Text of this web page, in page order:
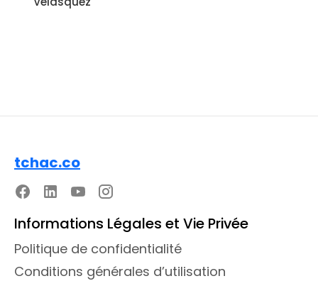
tchac.co
Informations Légales et Vie Privée
Politique de confidentialité
Conditions générales d’utilisation